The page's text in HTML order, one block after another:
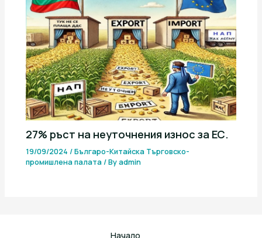
27% ръст на неуточнения износ за ЕС.
19/09/2024/Българо-Китайска Търговско-
промишлена палaта/ Byadmin
Начало